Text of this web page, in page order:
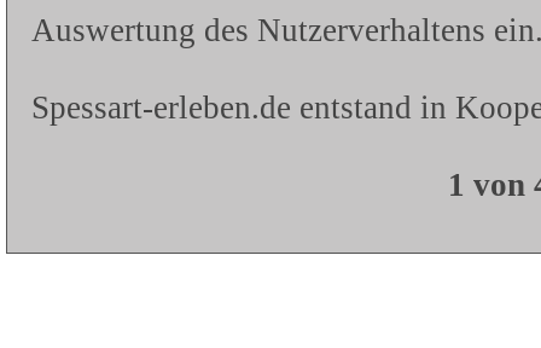
Auswertung des Nutzerverhaltens
Spessart-erleben.de entstand in
1 von